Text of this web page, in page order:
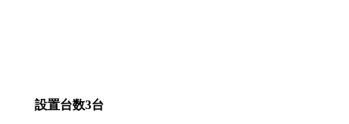
設置台数3台